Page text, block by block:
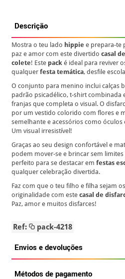
Descrição
Mostra o teu lado hippie e prepara-te
paz e amor com este divertidocasal
colete! Este pack é ideal para reviver
qualquerfesta temática, desfile
O conjunto para menino inclui calças
padrão psicadélico, t-shirt combinada
franjas que completa o visual. O
por um vestido colorido com flores e
semelhante e acessórios como
Um visual irresistível!
Graças ao seu design confortável e
podem mover-se e brincar sem
perfeito para se destacar emfestas
qualquer celebração divertida.
Faz com que o teu filho e filha sejam
originalidade com estecasal de
Paz, amor e muitos disfarces!
Ref: pack-4218
Envios e devoluções
Métodos de pagamento